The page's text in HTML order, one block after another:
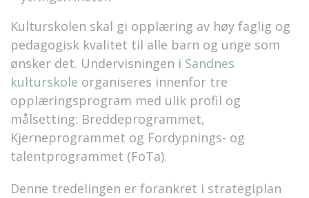
Kulturskolen skal gi opplæring av høy faglig og
pedagogisk kvalitet til alle barn og unge som
ønsker det. Undervisningen i Sandnes
kulturskole organiseres innenfor tre
opplæringsprogram med ulik profil og
målsetting: Breddeprogrammet,
Kjerneprogrammet og Fordypnings- og
talentprogrammet (FoTa).
Denne tredelingen er forankret i strategiplan